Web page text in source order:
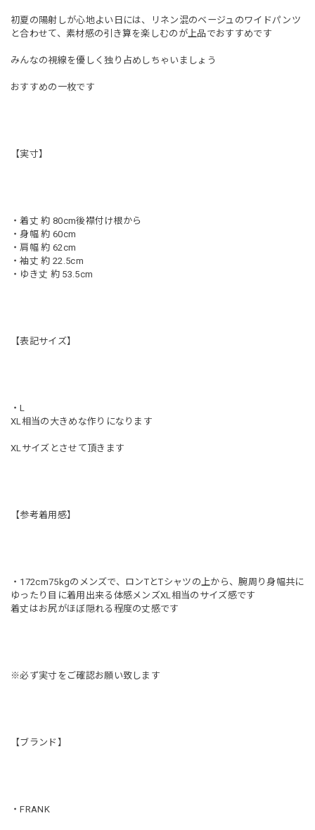
初夏の陽射しが心地よい日には、リネン混のベージュのワイドパンツ
と合わせて、素材感の引き算を楽しむのが上品でおすすめです
みんなの視線を優しく独り占めしちゃいましょう
おすすめの一枚です
【実寸】
・着丈 約 80cm後襟付け根から
・身幅 約 60cm
・肩幅 約 62cm
・袖丈 約 22.5cm
・ゆき丈 約 53.5cm
【表記サイズ】
・L
XL相当の大きめな作りになります
XLサイズとさせて頂きます
【参考着用感】
・172cm75kgのメンズで、ロンTとTシャツの上から、腕周り身幅共に
ゆったり目に着用出来る体感メンズXL相当のサイズ感です
着丈はお尻がほぼ隠れる程度の丈感です
※必ず実寸をご確認お願い致します
【ブランド】
・FRANK